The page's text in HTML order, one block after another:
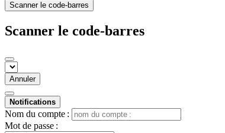
Scanner le code-barres
Scanner le code-barres
Annuler
Notifications
Nom du compte :
Mot de passe :